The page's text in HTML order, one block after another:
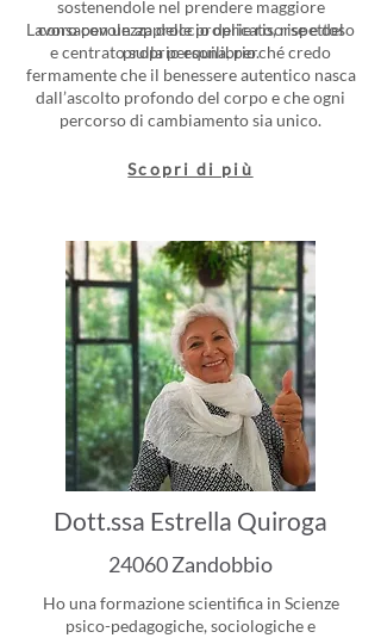
sostenendole nel prendere maggiore
consapevolezza delle proprie risorse e del
proprio equilibrio.
Lavoro con un approccio delicato, rispettoso
e centrato sulla persona, perché credo
fermamente che il benessere autentico nasca
dall’ascolto profondo del corpo e che ogni
percorso di cambiamento sia unico.
Scopri di più
Dott.ssa Estrella Quiroga
24060 Zandobbio
Ho una formazione scientifica in Scienze
psico-pedagogiche, sociologiche e